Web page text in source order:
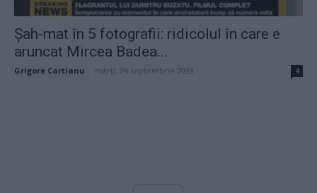
Șah-mat în 5 fotografii: ridicolul în care e
aruncat Mircea Badea...
Grigore Cartianu marți, 26 septembrie 2023 4